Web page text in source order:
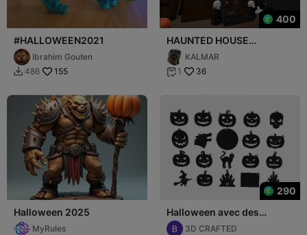
#HALLOWEEN2021
Ibrahim Gouten
 486 155
400
HAUNTED HOUSE
HALLOWEEN 2022
KALMAR
 1 36
Halloween 2025
MyRules
290
Halloween avec des
éléments effrayants
3D CRAFTED